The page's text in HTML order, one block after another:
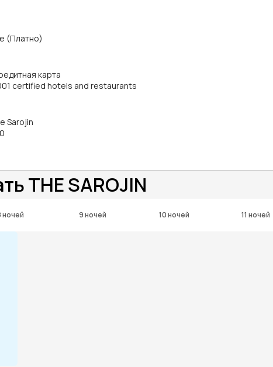
(Платно)
карта
certified hotels and restaurants
Sarojin
THE SAROJIN
ночей 9 ночей 10 ночей 11 ночей